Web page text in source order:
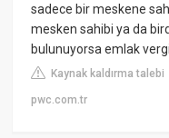
sadece bir meskene
mesken sahibi ya da
bulunuyorsa emlak
Kaynak kaldırma talebi
pwc.com.tr